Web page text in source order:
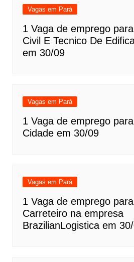
Vagas em Pará
1 Vaga de emprego
Civil E Tecnico De
em 30/09
Vagas em Pará
1 Vaga de emprego
Cidade em 30/09
Vagas em Pará
1 Vaga de emprego
Carreteiro na empresa
BrazilianLogistica em